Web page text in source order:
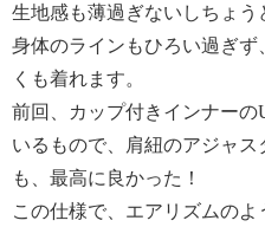
生地感も薄過ぎないしちょう
身体のラインもひろい過ぎ
くも着れます。
前回、カップ付きインナー
いるもので、肩紐のアジャ
も、最高に良かった！
この仕様で、エアリズムの